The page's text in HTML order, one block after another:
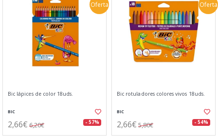
Oferta
Bic lápices de color 18uds.
BIC
2,66€ 6,20€ - 57%
Oferta
Bic rotuladores colores vivos 18uds.
BIC
2,66€ 5,80€ - 54%